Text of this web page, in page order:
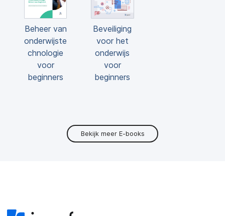
Beheer van
onderwijste
chnologie
voor
beginners
Beveiliging
voor het
onderwijs
voor
beginners
Bekijk meer E-books